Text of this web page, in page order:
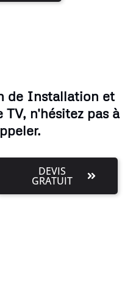
de Installation et
n'hésitez pas à
DEVIS
GRATUIT